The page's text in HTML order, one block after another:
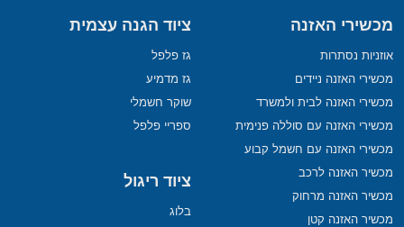
מכשירי האזנה
אוזניות נסתרות
מכשירי האזנה ניידים
מכשירי האזנה לבית ולמשרד
מכשירי האזנה עם סוללה פנימית
מכשירי האזנה עם חשמל קבוע
מכשיר האזנה לרכב
מכשיר האזנה מרחוק
מכשיר האזנה קטן
ציוד הגנה עצמית
גז פלפל
גז מדמיע
שוקר חשמלי
ספריי פלפל
ציוד ריגול
בלוג